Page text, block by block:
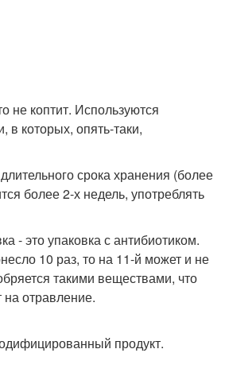
не коптит. Используются
в которых, опять-таки,
срока хранения (более
более 2-х недель, употреблять
- это упаковка с антибиотиком.
10 раз, то на 11-й может и не
такими веществами, что
отравление.
продукт.